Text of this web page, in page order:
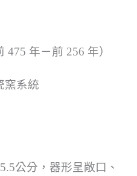
年－前 256 年）
窯系統
公分，器形呈敞口、